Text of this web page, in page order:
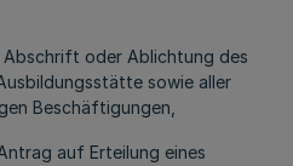
Abschrift oder Ablichtung des
sowie aller
Beschäftigungen,
auf Erteilung eines